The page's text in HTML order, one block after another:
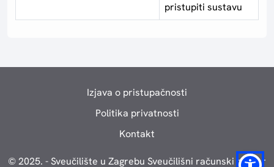
pristupiti sustavu
Izjava o pristupačnosti
Politika privatnosti
Kontakt
© 2025. - Sveučilište u Zagrebu Sveučilišni računski centar